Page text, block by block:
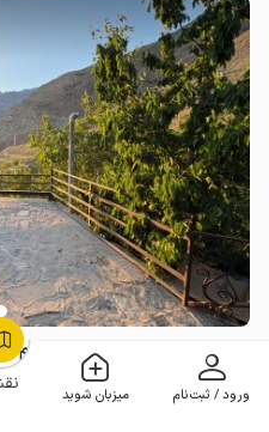
ورود / ثبت‌نام میزبان شوید
OpenStreetMap
اتاق سقف چوبی با ویو کوه در فشم -
بدون خواب . 18 متر . تا 2 مهمان
هر شب از
2٬000٬000 تومان